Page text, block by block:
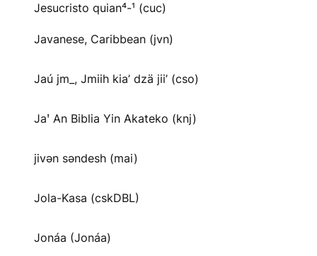
Jesucristo quian⁴-¹ (cuc)
Javanese, Caribbean (jvn)
Jaú jm_, Jmiih kia’ dzä jii’ (cso)
Jaꞌ An Biblia Yin Akateko (knj)
jivən səndesh (mai)
Jola-Kasa (cskDBL)
Jonáa (Jonáa)